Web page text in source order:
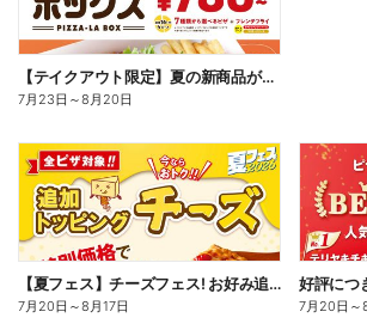
【テイクアウト限定】夏の新商品が加わった、ピザーラボックス
7月23日 ～8月20日
【夏フェス】チーズフェス! お好み追加トッピング「チーズ」が半額以下で注文できる!
7月20日 ～8月17日 7月20日 ～